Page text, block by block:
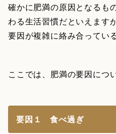
確かに肥満の原因となるも
わる生活習慣だといえます
要因が複雑に絡み合ってい
ここでは、肥満の要因につ
要因１ 食べ過ぎ